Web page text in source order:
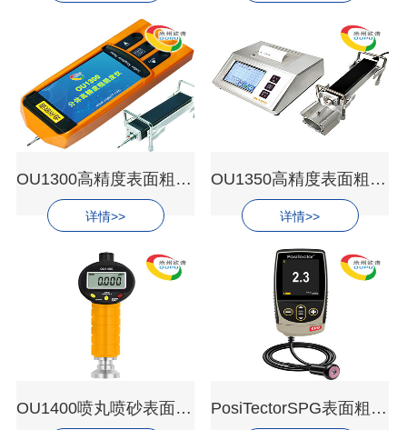
OU1300高精度表面粗糙度仪
详情>>
OU1350高精度表面粗糙度仪
详情>>
OU1400喷丸喷砂表面粗糙度仪 PosiTectorSPG表面粗糙度仪